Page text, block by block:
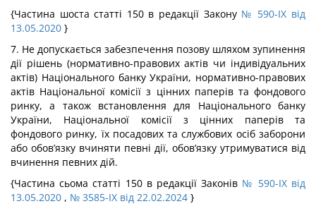
{Частина шоста статті 150 в редакції Закону № 590-IX від
13.05.2020 }
7. Не допускається забезпечення позову шляхом зупинення
дії рішень (нормативно-правових актів чи індивідуальних
актів) Національного банку України, нормативно-правових
актів Національної комісії з цінних паперів та фондового
ринку, а також встановлення для Національного банку
України, Національної комісії з цінних паперів та
фондового ринку, їх посадових та службових осіб заборони
або обов’язку вчиняти певні дії, обов’язку утримуватися від
вчинення певних дій.
{Частина сьома статті 150 в редакції Законів № 590-IX від
13.05.2020 , № 3585-IX від 22.02.2024 }